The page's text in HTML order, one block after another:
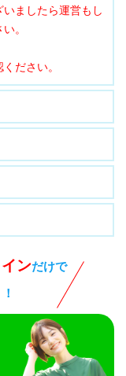
ましたら運営もし
。
ださい。
ンだけで